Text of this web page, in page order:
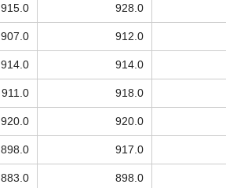
915.0 928.0
907.0 912.0
914.0 914.0
911.0 918.0
920.0 920.0
898.0 917.0
883.0 898.0